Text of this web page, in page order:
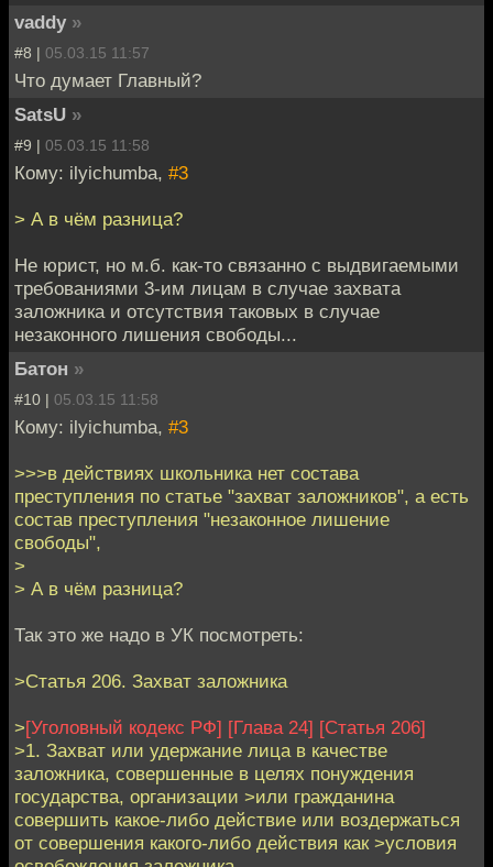
vaddy »
#8 | 05.03.15 11:57
Что думает Главный?
SatsU »
#9 | 05.03.15 11:58
Кому: ilyichumba, #3
> А в чём разница?
Не юрист, но м.б. как-то связанно с выдвигаемыми
требованиями 3-им лицам в случае захвата
заложника и отсутствия таковых в случае
незаконного лишения свободы...
Батон »
#10 | 05.03.15 11:58
Кому: ilyichumba, #3
>>>в действиях школьника нет состава
преступления по статье "захват заложников", а есть
состав преступления "незаконное лишение
свободы",
>
> А в чём разница?
Так это же надо в УК посмотреть:
>Статья 206. Захват заложника
>[Уголовный кодекс РФ] [Глава 24] [Статья 206]
>1. Захват или удержание лица в качестве
заложника, совершенные в целях понуждения
государства, организации >или гражданина
совершить какое-либо действие или воздержаться
от совершения какого-либо действия как >условия